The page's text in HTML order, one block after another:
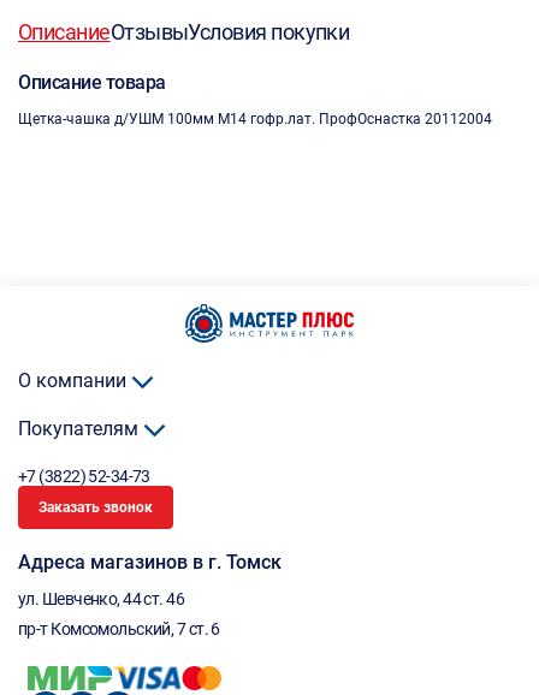
ОписаниеОтзывыУсловия покупки
Описание товара
Щетка-чашка д/УШМ 100мм М14 гофр.лат. ПрофОснастка 20112004
О компании
Покупателям
+7 (3822) 52-34-73
Заказать звонок
Адреса магазинов в г. Томск
ул. Шевченко, 44 ст. 46
пр-т Комсомольский, 7 ст. 6